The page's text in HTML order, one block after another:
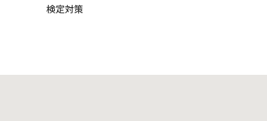
検定対策